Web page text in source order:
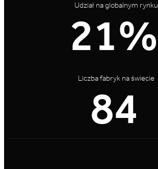
Udział na globalnym rynku
32%
Liczba fabryk na świecie
129